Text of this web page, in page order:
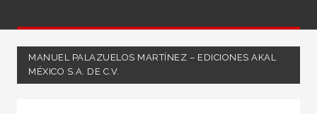
MANUEL PALAZUELOS MARTÍNEZ – EDICIONES AKAL
MÉXICO S.A. DE C.V.